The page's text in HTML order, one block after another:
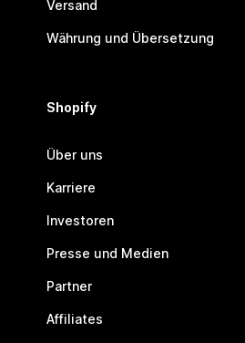
Versand
Währung und Übersetzung
Shopify
Über uns
Karriere
Investoren
Presse und Medien
Partner
Affiliates